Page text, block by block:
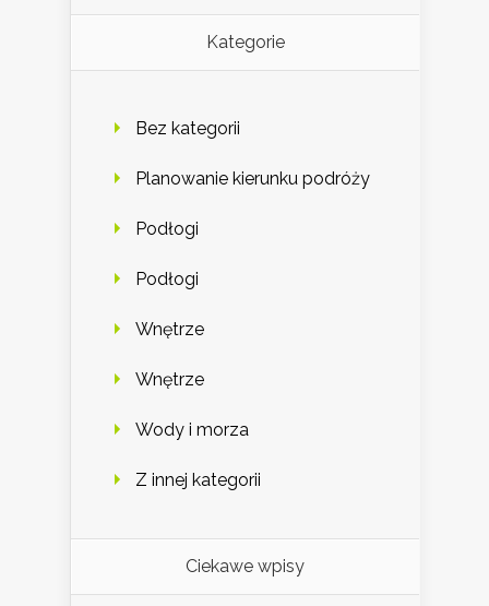
Kategorie
Bez kategorii
Planowanie kierunku podróży
Podłogi
Podłogi
Wnętrze
Wnętrze
Wody i morza
Z innej kategorii
Ciekawe wpisy